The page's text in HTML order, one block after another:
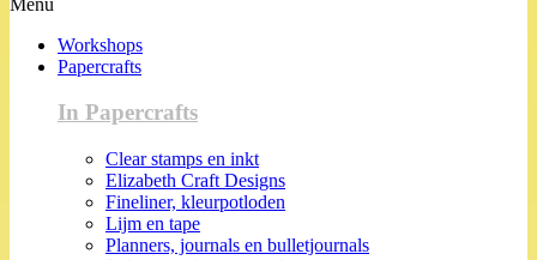
Workshops
Papercrafts
In Papercrafts
Clear stamps en inkt
Elizabeth Craft Designs
Fineliner, kleurpotloden
Lijm en tape
Planners, journals en bulletjournals